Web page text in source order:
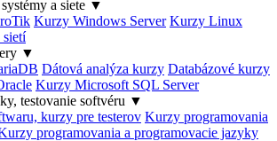
a siete ▼
Kurzy Windows Server Kurzy Linux
▼
Dátová analýza kurzy Databázové kurzy
Kurzy Microsoft SQL Server
testovanie softvéru ▼
kurzy pre testerov Kurzy programovania
programovania a programovacie jazyky